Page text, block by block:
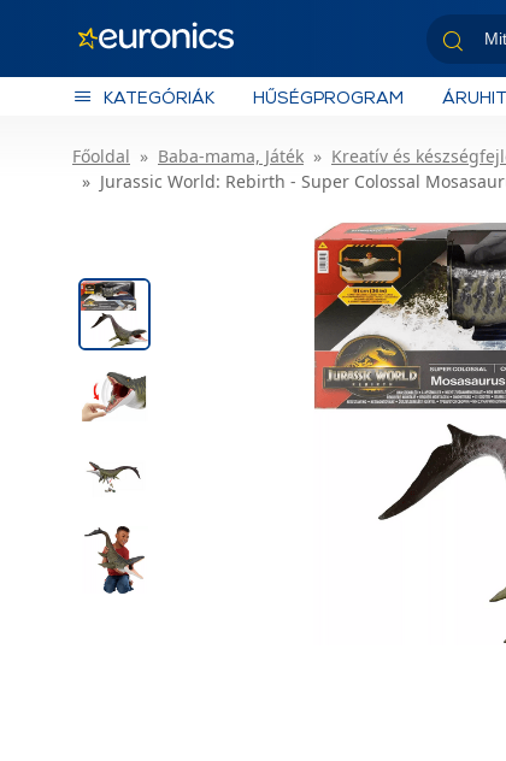
KATEGÓRIÁK HŰSÉGPROGRAM
Főoldal Baba-mama, Játék Kreatív és
Jurassic World: Rebirth - Super Colossal